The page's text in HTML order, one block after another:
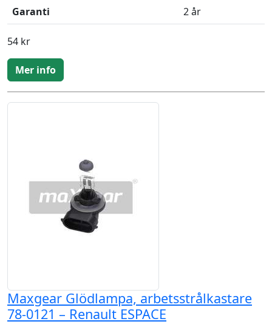
Garanti
2 år
54 kr
Mer info
Maxgear Glödlampa, arbetsstrålkastare
78-0121 – Renault ESPACE